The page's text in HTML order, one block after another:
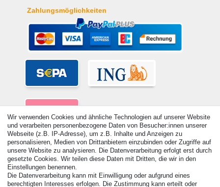
Zahlungsmöglichkeiten
© Copyright 2026 | Alle Rechte vorbehalten. - Alle Rechte vorbehalten.
Preisangaben inkl. gesetzl. 19% MwSt. | Grundpreise siehe Artikeldetail | *Gilt für
Wir verwenden Cookies und ähnliche Technologien auf unserer Website
und verarbeiten personenbezogene Daten von Besucher:innen unserer
Webseite (z.B. IP-Adresse), um z.B. Inhalte und Anzeigen zu
personalisieren, Medien von Drittanbietern einzubinden oder Zugriffe auf
unsere Website zu analysieren. Die Datenverarbeitung erfolgt erst durch
gesetzte Cookies. Wir teilen diese Daten mit Dritten, die wir in den
Einstellungen benennen.
Die Datenverarbeitung kann mit Einwilligung oder aufgrund eines
berechtigten Interesses erfolgen. Die Zustimmung kann erteilt oder